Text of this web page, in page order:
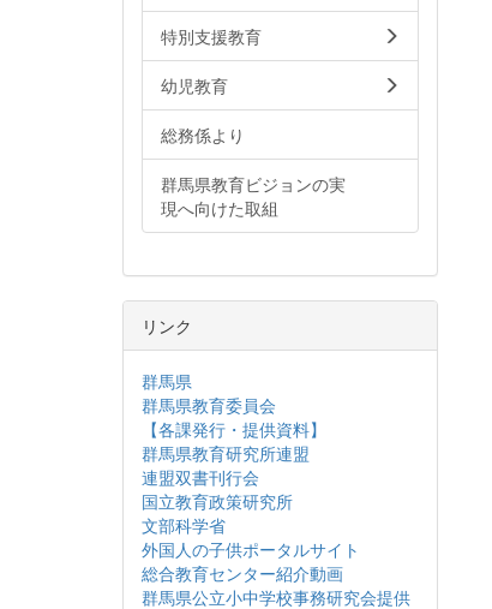
特別支援教育
幼児教育
総務係より
群馬県教育ビジョンの実
現へ向けた取組
リンク
群馬県
群馬県教育委員会
【各課発行・提供資料】
群馬県教育研究所連盟
連盟双書刊行会
国立教育政策研究所
文部科学省
外国人の子供ポータルサイト
総合教育センター紹介動画
群馬県公立小中学校事務研究会提供